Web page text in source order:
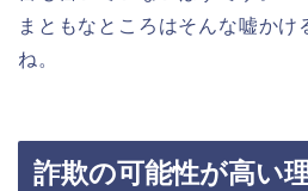
まともなところはそんな嘘かけ
ね。
詐欺の可能性が高い